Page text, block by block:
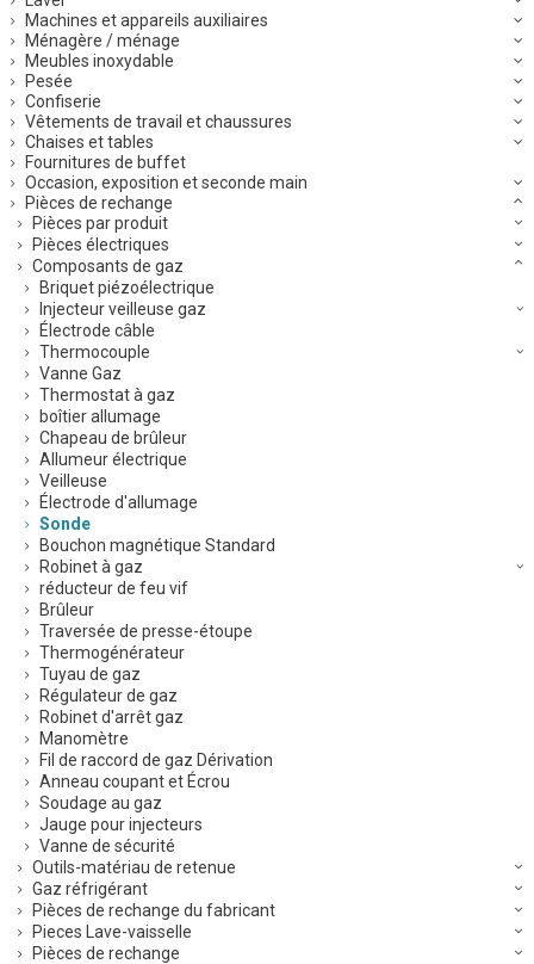
Machines et appareils auxiliaires
Ménagère / ménage
Meubles inoxydable
Pesée
Confiserie
Vêtements de travail et chaussures
Chaises et tables
Fournitures de buffet
Occasion, exposition et seconde main
Pièces de rechange
Pièces par produit
Pièces électriques
Composants de gaz
Briquet piézoélectrique
Injecteur veilleuse gaz
Électrode câble
Thermocouple
Vanne Gaz
Thermostat à gaz
boîtier allumage
Chapeau de brûleur
Allumeur électrique
Veilleuse
Électrode d'allumage
Sonde
Bouchon magnétique Standard
Robinet à gaz
réducteur de feu vif
Brûleur
Traversée de presse-étoupe
Thermogénérateur
Tuyau de gaz
Régulateur de gaz
Robinet d'arrêt gaz
Manomètre
Fil de raccord de gaz Dérivation
Anneau coupant et Écrou
Soudage au gaz
Jauge pour injecteurs
Vanne de sécurité
Outils-matériau de retenue
Gaz réfrigérant
Pièces de rechange du fabricant
Pieces Lave-vaisselle
Pièces de rechange